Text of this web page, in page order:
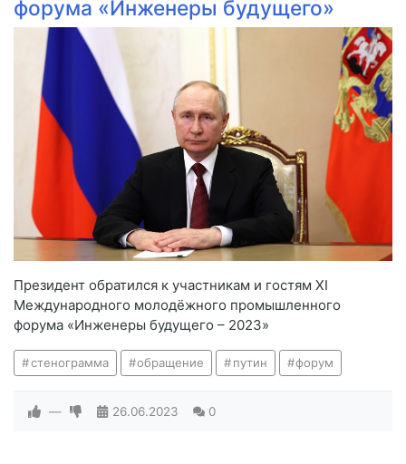
форума «Инженеры будущего»
Президент обратился к участникам и гостям ХI
Международного молодёжного промышленного
форума «Инженеры будущего – 2023»
стенограмма обращение путин форум
— 26.06.2023 0